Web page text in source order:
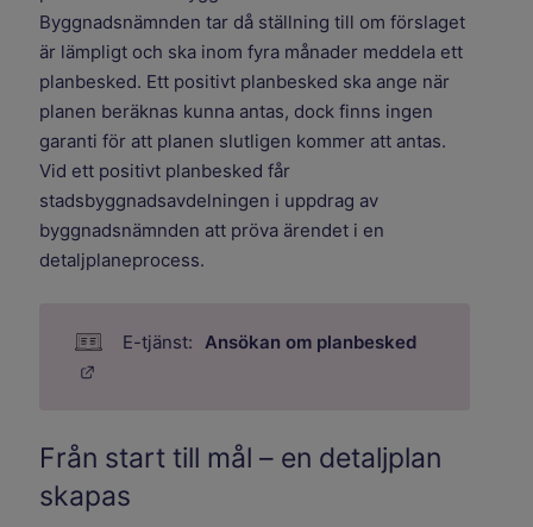
Byggnadsnämnden tar då ställning till om förslaget
är lämpligt och ska inom fyra månader meddela ett
planbesked. Ett positivt planbesked ska ange när
planen beräknas kunna antas, dock finns ingen
garanti för att planen slutligen kommer att antas.
Vid ett positivt planbesked får
stadsbyggnadsavdelningen i uppdrag av
byggnadsnämnden att pröva ärendet i en
detaljplaneprocess.
Ansökan om planbesked
Från start till mål – en detaljplan
skapas